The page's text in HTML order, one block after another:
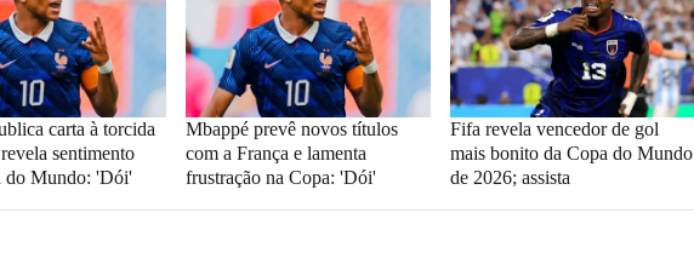
carta à torcida
sentimento
do Mundo: 'Dói'
Mbappé prevê novos títulos
com a França e lamenta
frustração na Copa: 'Dói'
Fifa revela vencedor de gol
mais bonito da Copa do Mundo
de 2026; assista